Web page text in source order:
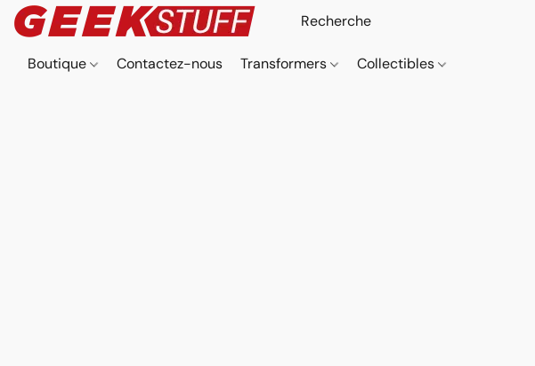
Boutique Contactez-nous Transformers Collectibles